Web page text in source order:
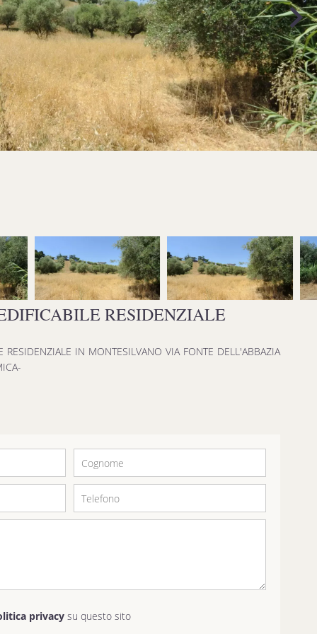
RESIDENZIALE
RESIDENZIALE IN MONTESILVANO VIA FONTE DELL'ABBAZIA
privacysu questo sito